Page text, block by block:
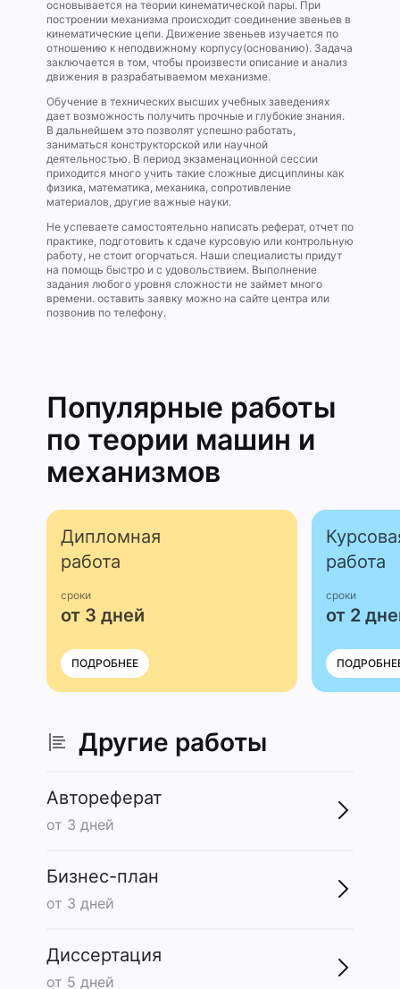
основывается на теории кинематической пары. При
построении механизма происходит соединение звеньев в
кинематические цепи. Движение звеньев изучается по
отношению к неподвижному корпусу(основанию). Задача
заключается в том, чтобы произвести описание и анализ
движения в разрабатываемом механизме.
Обучение в технических высших учебных заведениях
дает возможность получить прочные и глубокие знания.
В дальнейшем это позволят успешно работать,
заниматься конструкторской или научной
деятельностью. В период экзаменационной сессии
приходится много учить такие сложные дисциплины как
физика, математика, механика, сопротивление
материалов, другие важные науки.
Не успеваете самостоятельно написать реферат, отчет по
практике, подготовить к сдаче курсовую или контрольную
работу, не стоит огорчаться. Наши специалисты придут
на помощь быстро и с удовольствием. Выполнение
задания любого уровня сложности не займет много
времени. оставить заявку можно на сайте центра или
позвонив по телефону.
Популярные работы
по теории машин и
механизмов
Дипломная
работа
сроки
от 3 дней
ПОДРОБНЕЕ
работа
сроки
от 2
Другие работы
Автореферат
от 3 дней
Бизнес-план
от 3 дней
Диссертация
от 5 дней